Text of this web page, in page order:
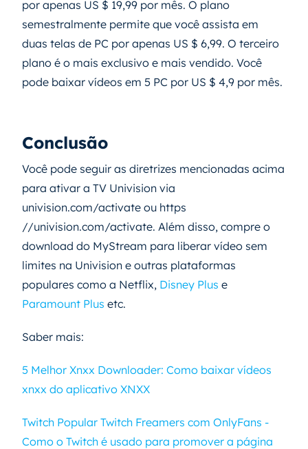
por apenas US $ 19,99 por mês. O plano
semestralmente permite que você assista em
duas telas de PC por apenas US $ 6,99. O terceiro
plano é o mais exclusivo e mais vendido. Você
pode baixar vídeos em 5 PC por US $ 4,9 por mês.
Conclusão
Você pode seguir as diretrizes mencionadas acima
para ativar a TV Univision via
univision.com/activate ou https
//univision.com/activate. Além disso, compre o
download do MyStream para liberar vídeo sem
limites na Univision e outras plataformas
populares como a Netflix, Disney Plus e
Paramount Plus etc.
Saber mais:
5 Melhor Xnxx Downloader: Como baixar vídeos
xnxx do aplicativo XNXX
Twitch Popular Twitch Freamers com OnlyFans -
Como o Twitch é usado para promover a página